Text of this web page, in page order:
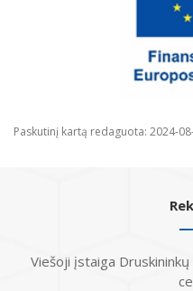
Paskutinį kartą redaguota: 2024-
Viešoji įstaiga